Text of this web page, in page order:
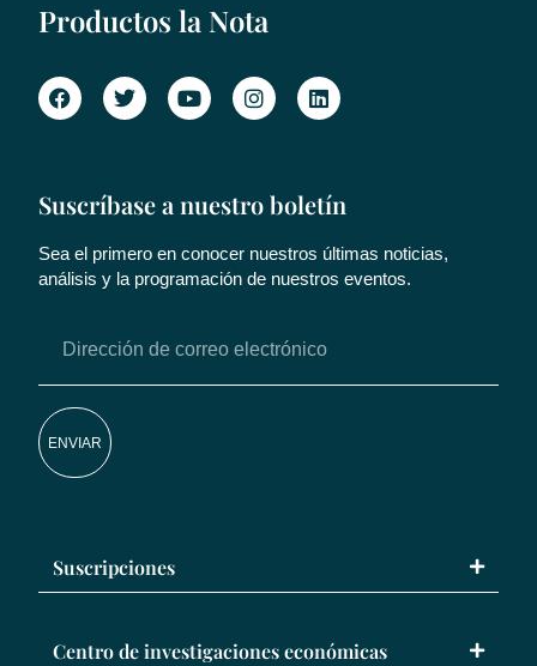
Productos la Nota
Suscríbase a nuestro boletín
Sea el primero en conocer nuestros últimas noticias,
análisis y la programación de nuestros eventos.
ENVIAR
Suscripciones
Centro de investigaciones económicas